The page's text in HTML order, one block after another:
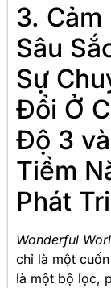
3. Cảm
Sâu
Sự
Đổi Ở
Độ 3 và
Tiềm
Phát
Wonderful
chỉ là một
là một bộ lọc,